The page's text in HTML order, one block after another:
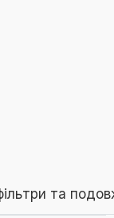
та